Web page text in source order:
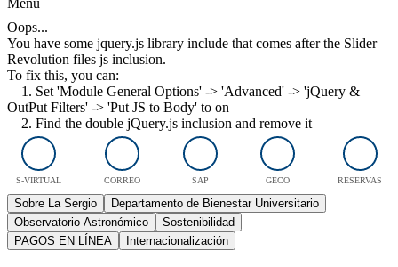
Oops...
You have some jquery.js library include that comes after the Slider
Revolution files js inclusion.
To fix this, you can:
1. Set 'Module General Options' -> 'Advanced' -> 'jQuery &
OutPut Filters' -> 'Put JS to Body' to on
2. Find the double jQuery.js inclusion and remove it
S-VIRTUAL CORREO SAP GECO RESERVAS
Sobre La Sergio
Departamento de Bienestar Universitario
Observatorio Astronómico
Sostenibilidad
PAGOS EN LÍNEA
Internacionalización